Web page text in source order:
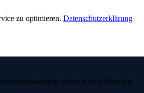
zu optimieren. Datenschutzerklärung
Veranstaltungen direkt in dein Postfach.